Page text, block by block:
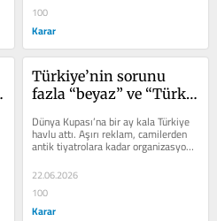
100
Karar
Türkiye’nin sorunu
fazla “beyaz” ve “Türk”
Dünya Kupası’na bir ay kala Türkiye
havlu attı. Aşırı reklam, camilerden
antik tiyatrolara kadar organizasyon
furyası ile yükseltilen...
22.06.2026
100
Karar